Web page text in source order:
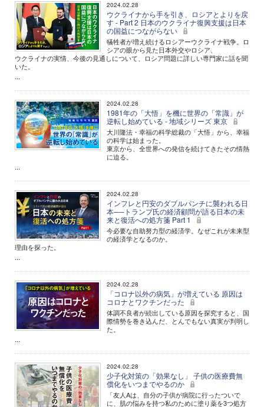
2024.02.28
ウクライナから手を引き、ロシアとよりを戻
す - Part 2 日本のウクライナ復興支援は日本
の国益につながらない
犠牲者が増え続けるロシアーウクライナ戦争。ロ
シアの眼から見た日本外交やロシア、
ウクライナの実情、今後の見通しについて、ロシア問題に詳しい専門家に話を聞
いた。
...
2024.02.28
1981年の「大悟」を機に世界の「常識」が
逆転し始めている - 地域シリーズ 東京
大川隆法・幸福の科学総裁の「大悟」から、幸福
の科学は始まった。
東京から、全世界への発信を続けてきたその情熱
に迫る。
...
2024.02.28
インフレと円安のダブルパンチに襲われる日
本──トランプ氏の経済顧問が語る日本の未
来と復活への処方箋 Part 1
今必要な自助努力型の経済学。なぜこれが未来型
の経済学となるのか。
理由を探った。
...
2024.02.28
「コロナ以外の病気」が増えている 原因は
コロナとワクチンだった
体調不良者が続出している原因を探究すると、国
際情勢を巻き込んだ、とんでもない真実が判明し
た。
...
2024.02.28
少子化対策の「効果なし」 子供の医療費無
償化をいつまでやるのか
「友人Aは、自分の子供が病院に行ったついで
に、肌の悩みを持つ私のために塗り薬を3つ処方